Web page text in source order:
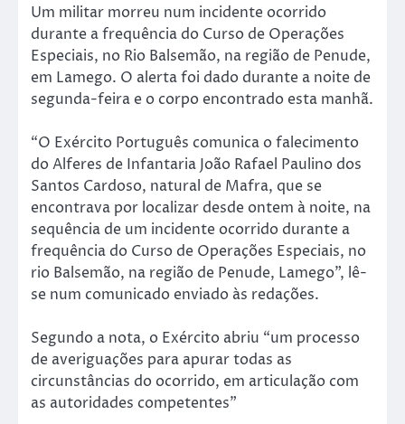
Um militar morreu num incidente ocorrido
durante a frequência do Curso de Operações
Especiais, no Rio Balsemão, na região de Penude,
em Lamego. O alerta foi dado durante a noite de
segunda-feira e o corpo encontrado esta manhã.
“O Exército Português comunica o falecimento
do Alferes de Infantaria João Rafael Paulino dos
Santos Cardoso, natural de Mafra, que se
encontrava por localizar desde ontem à noite, na
sequência de um incidente ocorrido durante a
frequência do Curso de Operações Especiais, no
rio Balsemão, na região de Penude, Lamego”, lê-
se num comunicado enviado às redações.
Segundo a nota, o Exército abriu “um processo
de averiguações para apurar todas as
circunstâncias do ocorrido, em articulação com
as autoridades competentes”